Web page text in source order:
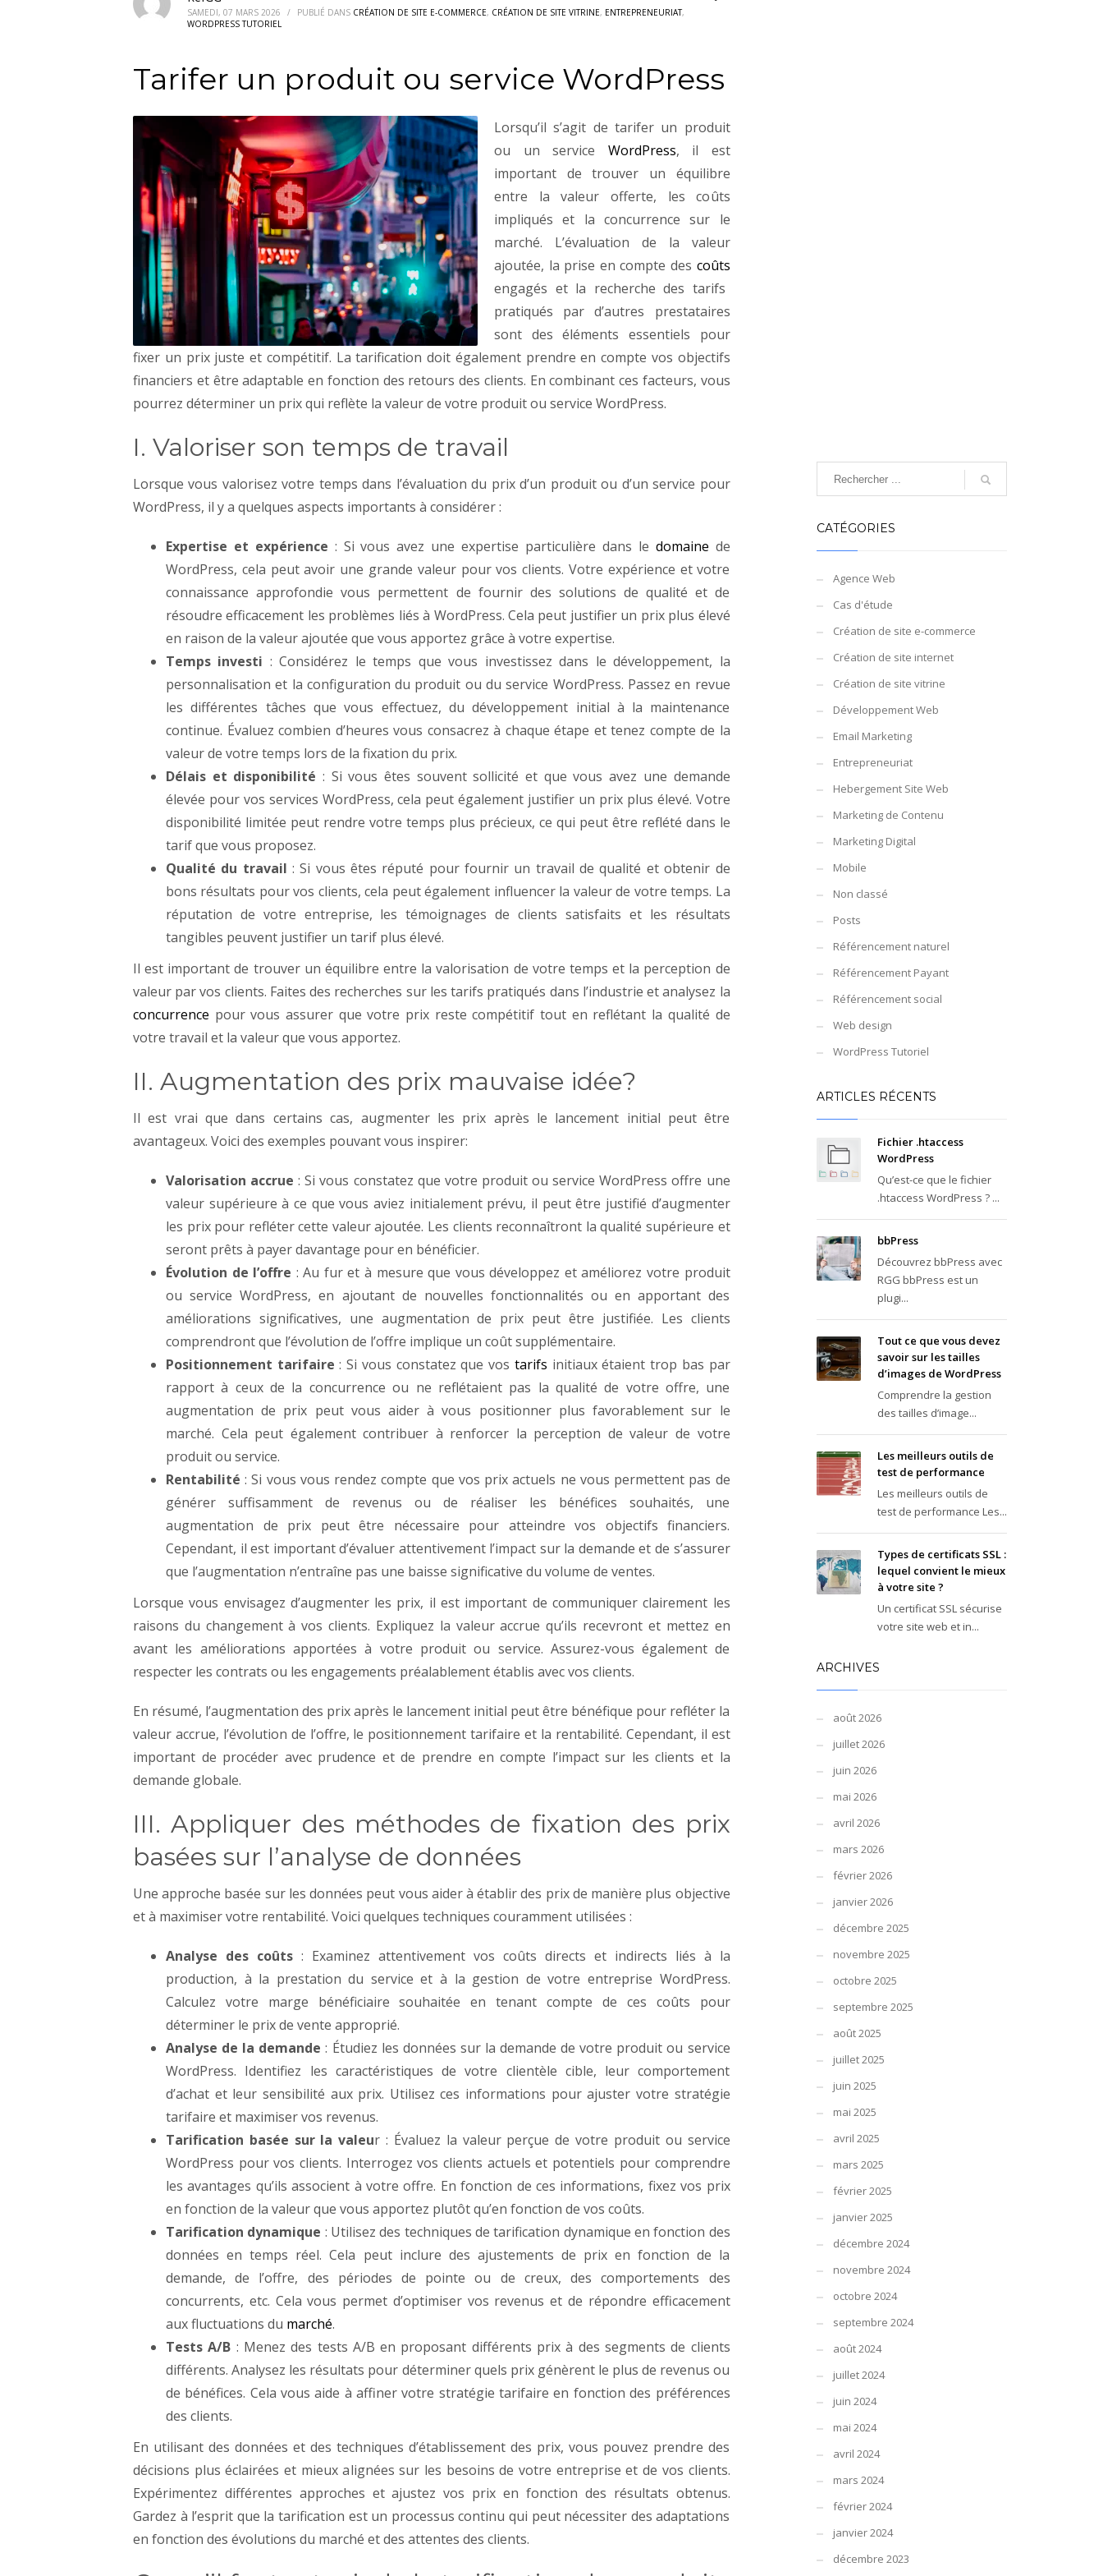
SAMEDI, 07 MARS 2026 / PUBLIÉ DANS CRÉATION DE SITE E-COMMERCE, CRÉATION DE SITE VITRINE, ENTREPRENEURIAT,
WORDPRESS TUTORIEL
Tarifer un produit ou service WordPress
Lorsqu’il s’agit de tarifer un produit
ou un service WordPress, il est
important de trouver un équilibre
entre la valeur offerte, les coûts
impliqués et la concurrence sur le
marché. L’évaluation de la valeur
ajoutée, la prise en compte des coûts
engagés et la recherche des tarifs
pratiqués par d’autres prestataires
sont des éléments essentiels pour
fixer un prix juste et compétitif. La tarification doit également prendre en compte vos objectifs
financiers et être adaptable en fonction des retours des clients. En combinant ces facteurs, vous
pourrez déterminer un prix qui reflète la valeur de votre produit ou service WordPress.
I. Valoriser son temps de travail
Lorsque vous valorisez votre temps dans l’évaluation du prix d’un produit ou d’un service pour
WordPress, il y a quelques aspects importants à considérer :
Expertise et expérience : Si vous avez une expertise particulière dans le domaine de
WordPress, cela peut avoir une grande valeur pour vos clients. Votre expérience et votre
connaissance approfondie vous permettent de fournir des solutions de qualité et de
résoudre efficacement les problèmes liés à WordPress. Cela peut justifier un prix plus élevé
en raison de la valeur ajoutée que vous apportez grâce à votre expertise.
Temps investi : Considérez le temps que vous investissez dans le développement, la
personnalisation et la configuration du produit ou du service WordPress. Passez en revue
les différentes tâches que vous effectuez, du développement initial à la maintenance
continue. Évaluez combien d’heures vous consacrez à chaque étape et tenez compte de la
valeur de votre temps lors de la fixation du prix.
Délais et disponibilité : Si vous êtes souvent sollicité et que vous avez une demande
élevée pour vos services WordPress, cela peut également justifier un prix plus élevé. Votre
disponibilité limitée peut rendre votre temps plus précieux, ce qui peut être reflété dans le
tarif que vous proposez.
Qualité du travail : Si vous êtes réputé pour fournir un travail de qualité et obtenir de
bons résultats pour vos clients, cela peut également influencer la valeur de votre temps. La
réputation de votre entreprise, les témoignages de clients satisfaits et les résultats
tangibles peuvent justifier un tarif plus élevé.
Il est important de trouver un équilibre entre la valorisation de votre temps et la perception de
valeur par vos clients. Faites des recherches sur les tarifs pratiqués dans l’industrie et analysez la
concurrence pour vous assurer que votre prix reste compétitif tout en reflétant la qualité de
votre travail et la valeur que vous apportez.
II. Augmentation des prix mauvaise idée?
Il est vrai que dans certains cas, augmenter les prix après le lancement initial peut être
avantageux. Voici des exemples pouvant vous inspirer:
Valorisation accrue : Si vous constatez que votre produit ou service WordPress offre une
valeur supérieure à ce que vous aviez initialement prévu, il peut être justifié d’augmenter
les prix pour refléter cette valeur ajoutée. Les clients reconnaîtront la qualité supérieure et
seront prêts à payer davantage pour en bénéficier.
Évolution de l’offre : Au fur et à mesure que vous développez et améliorez votre produit
ou service WordPress, en ajoutant de nouvelles fonctionnalités ou en apportant des
améliorations significatives, une augmentation de prix peut être justifiée. Les clients
comprendront que l’évolution de l’offre implique un coût supplémentaire.
Positionnement tarifaire : Si vous constatez que vos tarifs initiaux étaient trop bas par
rapport à ceux de la concurrence ou ne reflétaient pas la qualité de votre offre, une
augmentation de prix peut vous aider à vous positionner plus favorablement sur le
marché. Cela peut également contribuer à renforcer la perception de valeur de votre
produit ou service.
Rentabilité : Si vous vous rendez compte que vos prix actuels ne vous permettent pas de
générer suffisamment de revenus ou de réaliser les bénéfices souhaités, une
augmentation de prix peut être nécessaire pour atteindre vos objectifs financiers.
Cependant, il est important d’évaluer attentivement l’impact sur la demande et de s’assurer
que l’augmentation n’entraîne pas une baisse significative du volume de ventes.
Lorsque vous envisagez d’augmenter les prix, il est important de communiquer clairement les
raisons du changement à vos clients. Expliquez la valeur accrue qu’ils recevront et mettez en
avant les améliorations apportées à votre produit ou service. Assurez-vous également de
respecter les contrats ou les engagements préalablement établis avec vos clients.
En résumé, l’augmentation des prix après le lancement initial peut être bénéfique pour refléter la
valeur accrue, l’évolution de l’offre, le positionnement tarifaire et la rentabilité. Cependant, il est
important de procéder avec prudence et de prendre en compte l’impact sur les clients et la
demande globale.
III. Appliquer des méthodes de fixation des prix
basées sur l’analyse de données
Une approche basée sur les données peut vous aider à établir des prix de manière plus objective
et à maximiser votre rentabilité. Voici quelques techniques couramment utilisées :
Analyse des coûts: Examinez attentivement vos coûts directs et indirects liés à la
production, à la prestation du service et à la gestion de votre entreprise WordPress.
Calculez votre marge bénéficiaire souhaitée en tenant compte de ces coûts pour
déterminer le prix de vente approprié.
Analyse de la demande : Étudiez les données sur la demande de votre produit ou service
WordPress. Identifiez les caractéristiques de votre clientèle cible, leur comportement
d’achat et leur sensibilité aux prix. Utilisez ces informations pour ajuster votre stratégie
tarifaire et maximiser vos revenus.
Tarification basée sur la valeur : Évaluez la valeur perçue de votre produit ou service
WordPress pour vos clients. Interrogez vos clients actuels et potentiels pour comprendre
les avantages qu’ils associent à votre offre. En fonction de ces informations, fixez vos prix
en fonction de la valeur que vous apportez plutôt qu’en fonction de vos coûts.
Tarification dynamique : Utilisez des techniques de tarification dynamique en fonction des
données en temps réel. Cela peut inclure des ajustements de prix en fonction de la
demande, de l’offre, des périodes de pointe ou de creux, des comportements des
concurrents, etc. Cela vous permet d’optimiser vos revenus et de répondre efficacement
aux fluctuations du marché.
Tests A/B : Menez des tests A/B en proposant différents prix à des segments de clients
différents. Analysez les résultats pour déterminer quels prix génèrent le plus de revenus ou
de bénéfices. Cela vous aide à affiner votre stratégie tarifaire en fonction des préférences
des clients.
En utilisant des données et des techniques d’établissement des prix, vous pouvez prendre des
décisions plus éclairées et mieux alignées sur les besoins de votre entreprise et de vos clients.
Expérimentez différentes approches et ajustez vos prix en fonction des résultats obtenus.
Gardez à l’esprit que la tarification est un processus continu qui peut nécessiter des adaptations
en fonction des évolutions du marché et des attentes des clients.
CATÉGORIES
Agence Web
Cas d'étude
Création de site e-commerce
Création de site internet
Création de site vitrine
Développement Web
Email Marketing
Entrepreneuriat
Hebergement Site Web
Marketing de Contenu
Marketing Digital
Mobile
Non classé
Posts
Référencement naturel
Référencement Payant
Référencement social
Web design
WordPress Tutoriel
ARTICLES RÉCENTS
Fichier .htaccess
WordPress
Qu’est-ce que le fichier
.htaccess WordPress ? ...
bbPress
Découvrez bbPress avec
RGG bbPress est un
plugi...
Tout ce que vous devez
savoir sur les tailles
d’images de WordPress
Comprendre la gestion
des tailles d’image...
Les meilleurs outils de
test de performance
Les meilleurs outils de
test de performance Les...
Types de certificats SSL :
lequel convient le mieux
à votre site ?
Un certificat SSL sécurise
votre site web et in...
ARCHIVES
août 2026
juillet 2026
juin 2026
mai 2026
avril 2026
mars 2026
février 2026
janvier 2026
décembre 2025
novembre 2025
octobre 2025
septembre 2025
août 2025
juillet 2025
juin 2025
mai 2025
avril 2025
mars 2025
février 2025
janvier 2025
décembre 2024
novembre 2024
octobre 2024
septembre 2024
août 2024
juillet 2024
juin 2024
mai 2024
avril 2024
mars 2024
février 2024
janvier 2024
décembre 2023